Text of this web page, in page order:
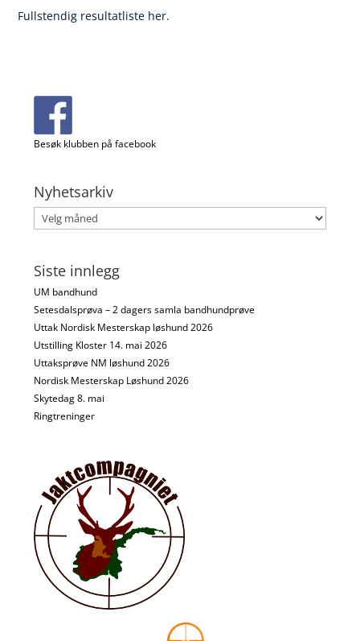
Fullstendig resultatliste her.
Besøk klubben på facebook
Nyhetsarkiv
Nyhetsarkiv
Siste innlegg
UM bandhund
Setesdalsprøva – 2 dagers samla bandhundprøve
Uttak Nordisk Mesterskap løshund 2026
Utstilling Kloster 14. mai 2026
Uttaksprøve NM løshund 2026
Nordisk Mesterskap Løshund 2026
Skytedag 8. mai
Ringtreninger